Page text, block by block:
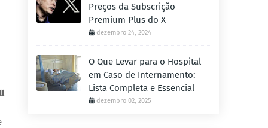
Preços da Subscrição
Premium Plus do X
dezembro 24, 2024
O Que Levar para o Hospital
em Caso de Internamento:
Lista Completa e Essencial
dezembro 02, 2025